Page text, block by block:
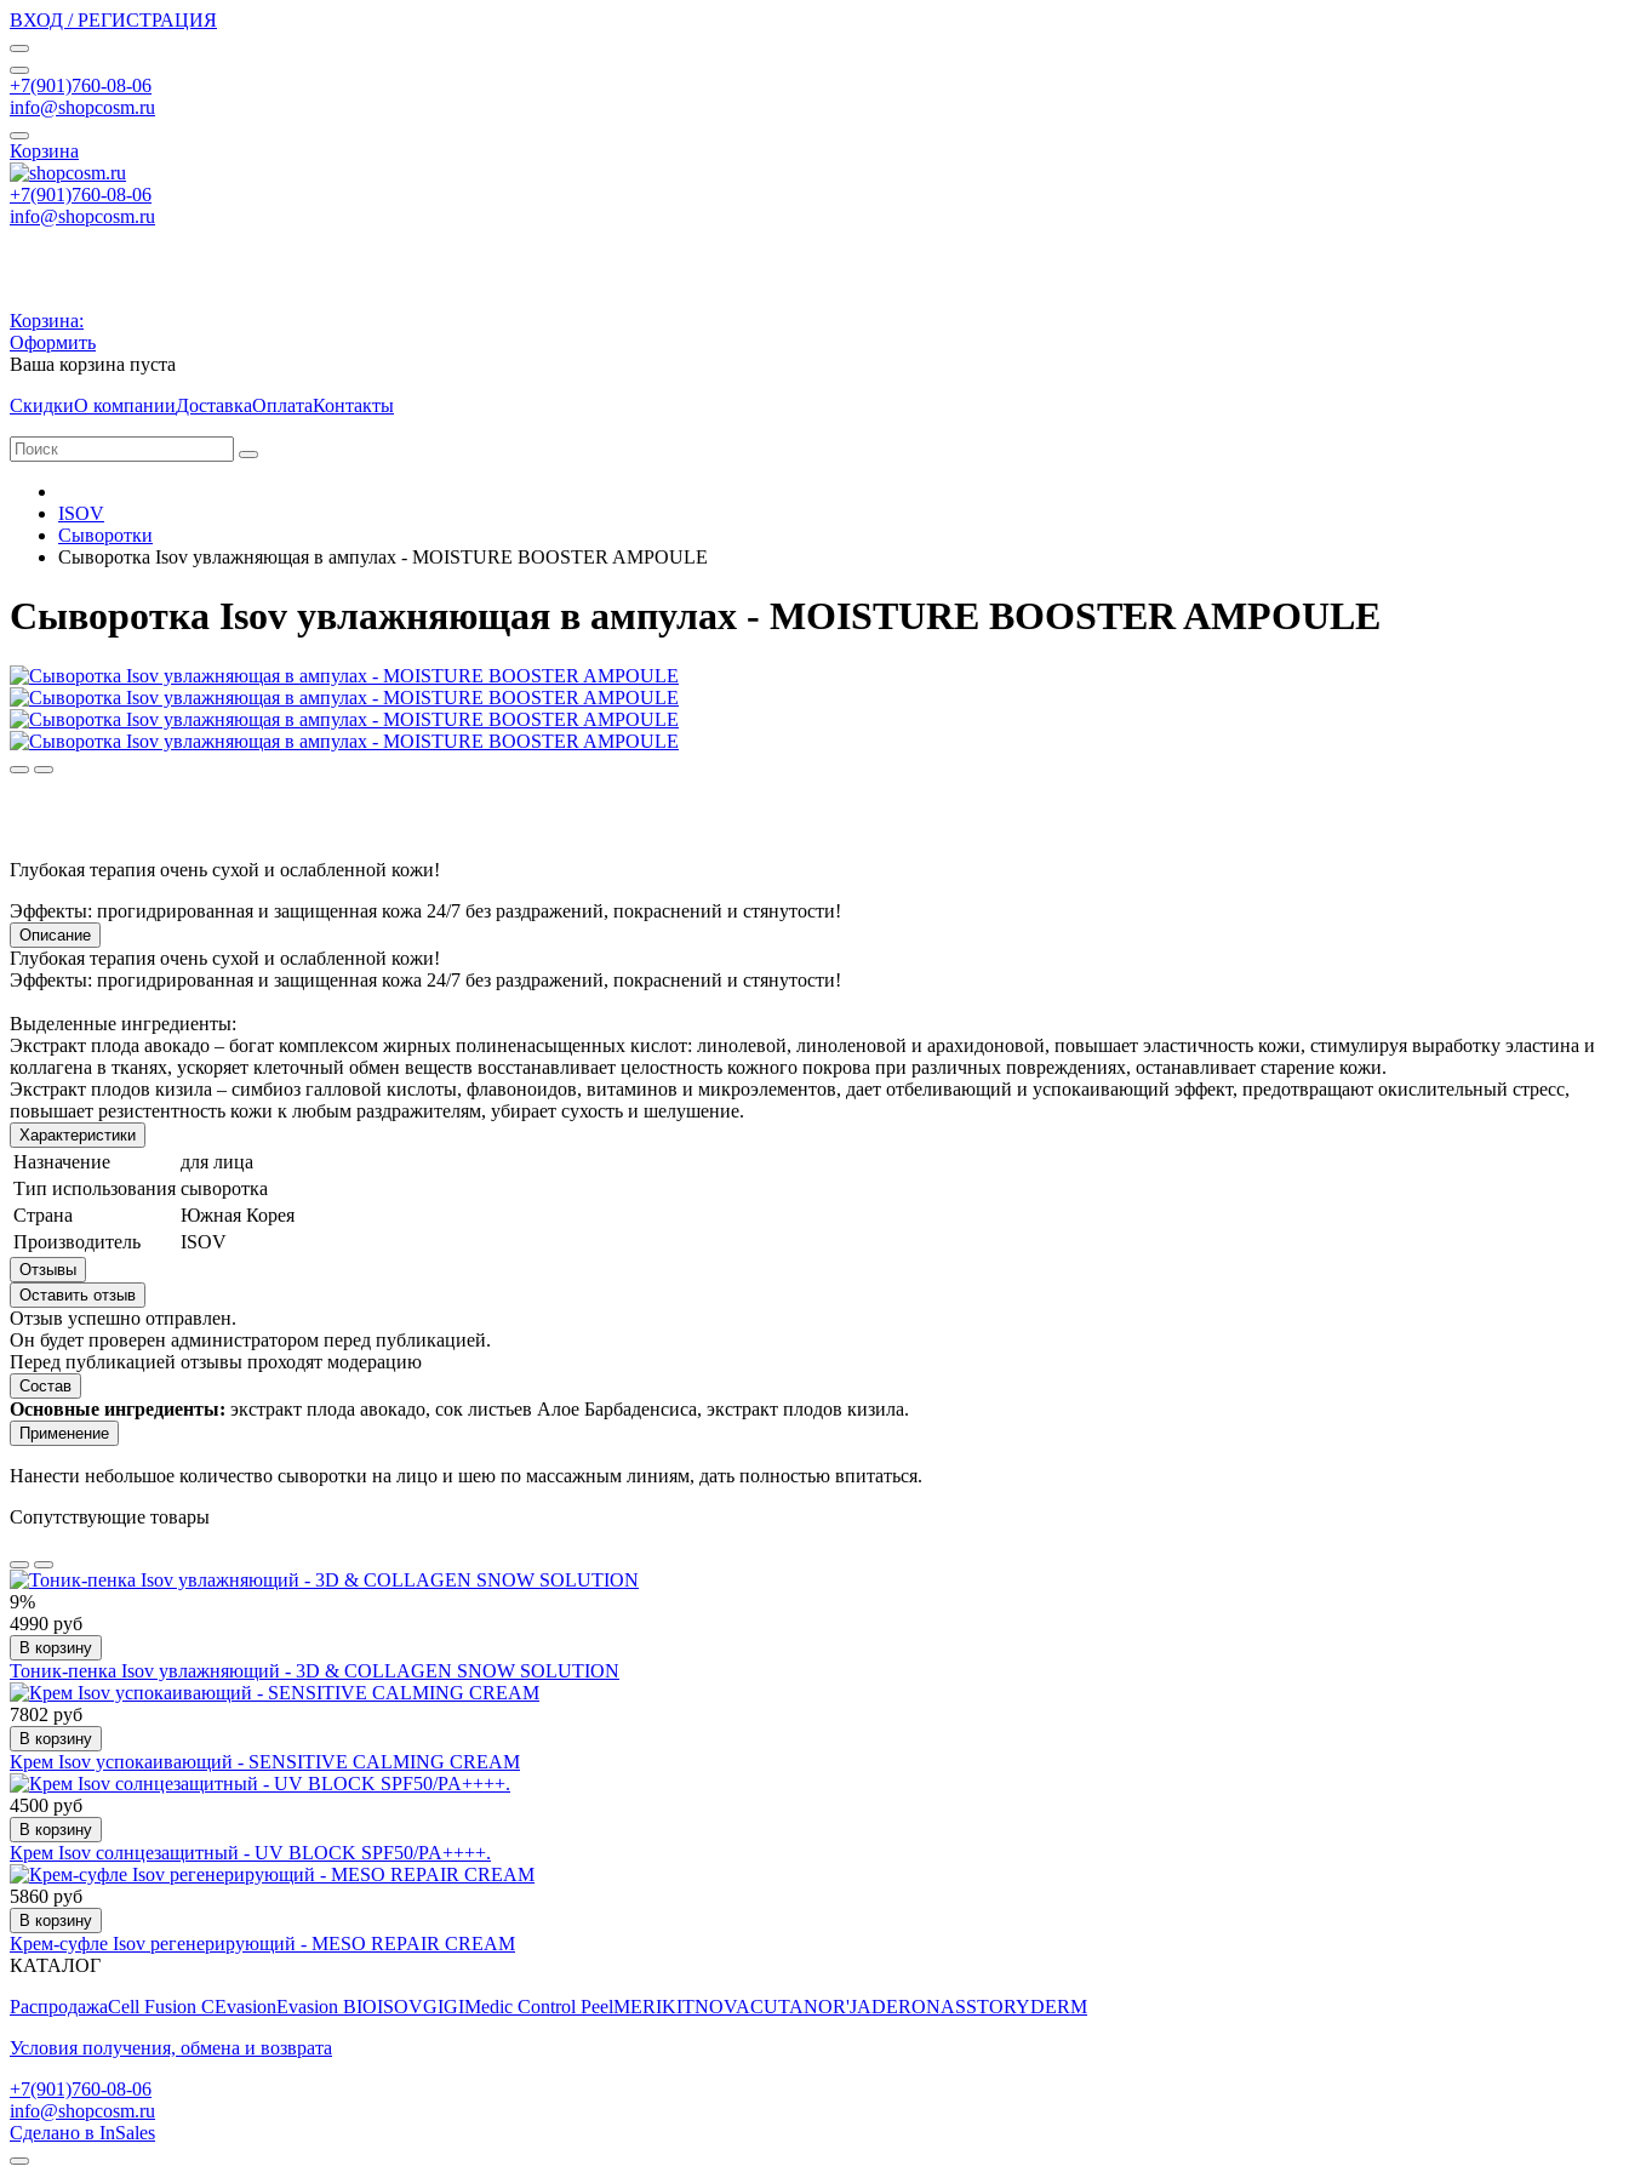
ВХОД / РЕГИСТРАЦИЯ
+7(901)760-08-06
info@shopcosm.ru
Корзина
+7(901)760-08-06
info@shopcosm.ru
Корзина:
Оформить
Ваша корзина пуста
СкидкиО компанииДоставкаОплатаКонтакты
ISOV
Сыворотки
Сыворотка Isov увлажняющая в ампулах - MOISTURE BOOSTER AMPOULE
Сыворотка Isov увлажняющая в ампулах - MOISTURE BOOSTER AMPOULE
Глубокая терапия очень сухой и ослабленной кожи!
Эффекты: прогидрированная и защищенная кожа 24/7 без раздражений, покраснений и стянутости!
Описание
Глубокая терапия очень сухой и ослабленной кожи!
Эффекты: прогидрированная и защищенная кожа 24/7 без раздражений, покраснений и стянутости!
Выделенные ингредиенты:
Экстракт плода авокадо – богат комплексом жирных полиненасыщенных кислот: линолевой, линоленовой и арахидоновой, повышает эластичность кожи, стимулируя выработку эластина и
коллагена в тканях, ускоряет клеточный обмен веществ восстанавливает целостность кожного покрова при различных повреждениях, останавливает старение кожи.
Экстракт плодов кизила – симбиоз галловой кислоты, флавоноидов, витаминов и микроэлементов, дает отбеливающий и успокаивающий эффект, предотвращают окислительный стресс,
повышает резистентность кожи к любым раздражителям, убирает сухость и шелушение.
Характеристики
Назначение
для лица
Тип использования сыворотка
Страна
Южная Корея
Производитель
ISOV
Отзывы
Оставить отзыв
Отзыв успешно отправлен.
Он будет проверен администратором перед публикацией.
Перед публикацией отзывы проходят модерацию
Состав
Основные ингредиенты: экстракт плода авокадо, сок листьев Алое Барбаденсиса, экстракт плодов кизила.
Применение
Нанести небольшое количество сыворотки на лицо и шею по массажным линиям, дать полностью впитаться.
Сопутствующие товары
9%
4990 руб
В корзину
Тоник-пенка Isov увлажняющий - 3D & COLLAGEN SNOW SOLUTION
7802 руб
В корзину
Крем Isov успокаивающий - SENSITIVE CALMING CREAM
4500 руб
В корзину
Крем Isov солнцезащитный - UV BLOCK SPF50/PA++++.
5860 руб
В корзину
Крем-суфле Isov регенерирующий - MESO REPAIR CREAM
КАТАЛОГ
РаспродажаCell Fusion CEvasionEvasion BIOISOVGIGIMedic Control PeelMERIKITNOVACUTANOR'JADERONASSTORYDERM
Условия получения, обмена и возврата
+7(901)760-08-06
info@shopcosm.ru
Сделано в InSales